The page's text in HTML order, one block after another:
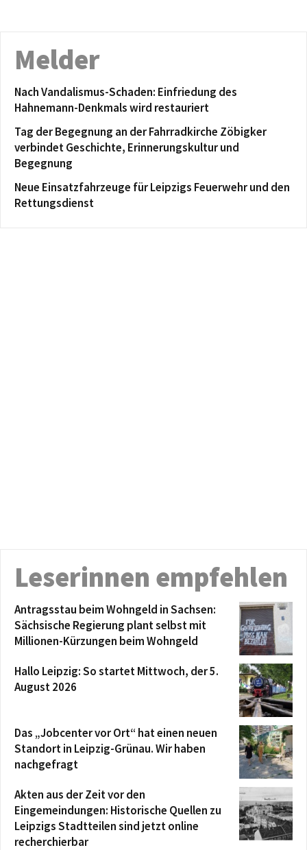
Melder
Nach Vandalismus-Schaden: Einfriedung des
Hahnemann-Denkmals wird restauriert
Tag der Begegnung an der Fahrradkirche Zöbigker
verbindet Geschichte, Erinnerungskultur und
Begegnung
Neue Einsatzfahrzeuge für Leipzigs Feuerwehr und den
Rettungsdienst
Leserinnen empfehlen
Antragsstau beim Wohngeld in Sachsen:
Sächsische Regierung plant selbst mit
Millionen-Kürzungen beim Wohngeld
Hallo Leipzig: So startet Mittwoch, der 5.
August 2026
Das „Jobcenter vor Ort“ hat einen neuen
Standort in Leipzig-Grünau. Wir haben
nachgefragt
Akten aus der Zeit vor den
Eingemeindungen: Historische Quellen zu
Leipzigs Stadtteilen sind jetzt online
recherchierbar